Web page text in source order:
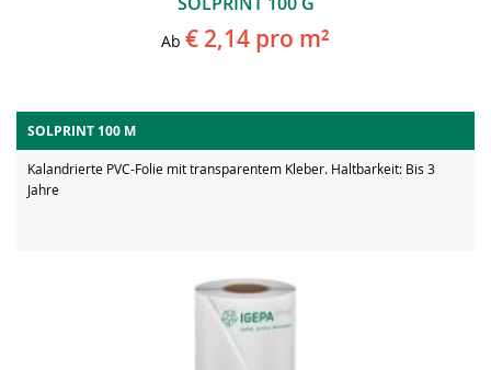
Ab € 2,14 pro m²
SOLPRINT 100 M
Kalandrierte PVC-Folie mit transparentem Kleber. Haltbarkeit: Bis 3
Jahre